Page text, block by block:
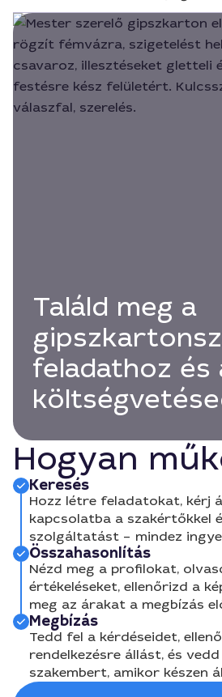
Találd meg a
feladathoz és
Hogyan
Keresés
Hozz létre feladatokat, kérj
kapcsolatba a szakértőkkel
szolgáltatást – mindez
Összahasonlítás
Nézd meg a profilokat,
értékeléseket, ellenőrizd a
meg az árakat a megbízás
Megbízás
Tedd fel a kérdéseidet,
rendelkezésre állást, és
szakembert, amikor készen